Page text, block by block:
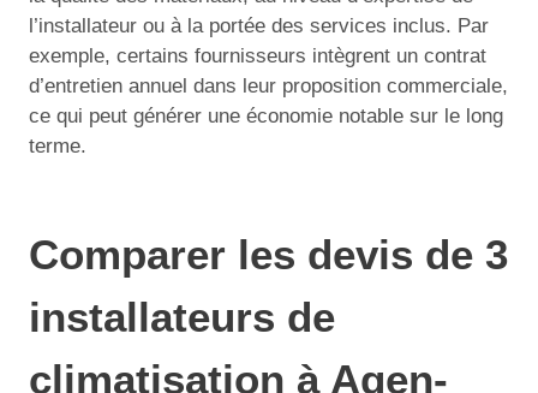
l’installateur ou à la portée des services inclus. Par
exemple, certains fournisseurs intègrent un contrat
d’entretien annuel dans leur proposition commerciale,
ce qui peut générer une économie notable sur le long
terme.
Comparer les devis de 3
installateurs de
climatisation à Agen-